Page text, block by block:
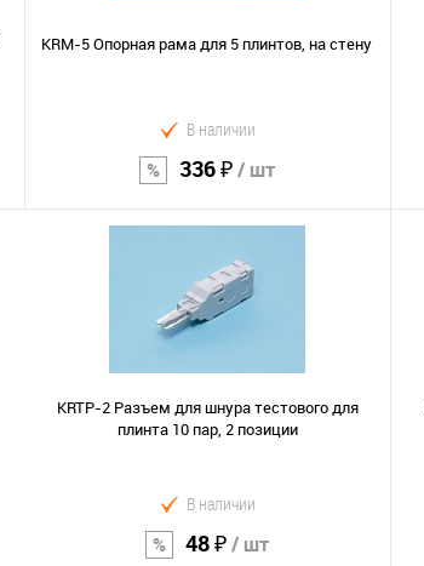
KRM-5 Опорная рама для 5 плинтов, на стену
В наличии
336 ₽/ шт
В корзину
KRTP-2 Разъем для шнура тестового для
плинта 10 пар, 2 позиции
В наличии
48 ₽/ шт